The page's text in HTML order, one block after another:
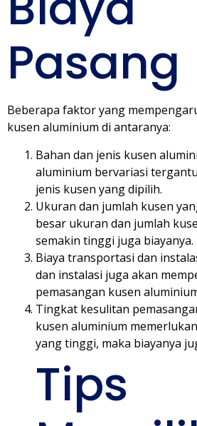
Pasang
Beberapa faktor yang
kusen aluminium di antaranya:
Bahan dan jenis kusen
aluminium bervariasi
jenis kusen yang dipilih.
Ukuran dan jumlah kusen
besar ukuran dan jumlah
semakin tinggi juga biayanya.
Biaya transportasi dan
dan instalasi juga akan
pemasangan kusen
Tingkat kesulitan
kusen aluminium
yang tinggi, maka biayanya
Tips